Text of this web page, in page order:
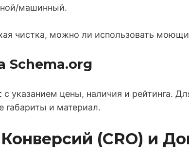
машинный.
чистка, можно ли использовать
Schema.org
с указанием цены, наличия и рейтинга.
габариты и материал.
(CRO) и